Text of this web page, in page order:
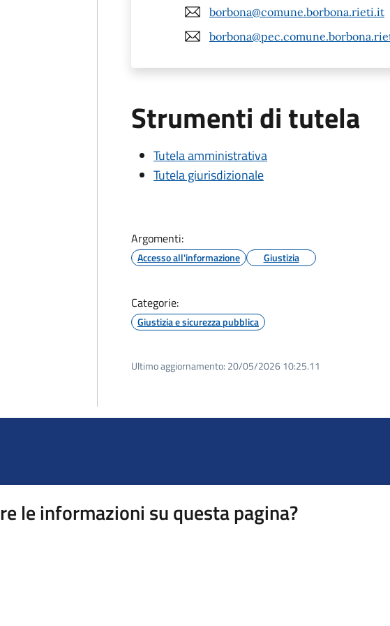
borbona@comune.borbona.rieti.it
Strumenti di tutela
Tutela amministrativa
Tutela giurisdizionale
Argomenti:
Accesso all'informazione Giustizia
Categorie:
Giustizia e sicurezza pubblica
Ultimo aggiornamento: 20/05/2026 10:25.11
le informazioni su questa pagina?